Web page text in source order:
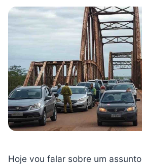
Hoje vou falar sobre um